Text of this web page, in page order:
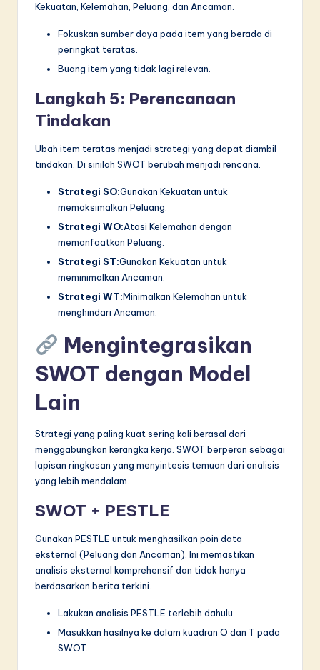
Kekuatan, Kelemahan, Peluang, dan Ancaman.
Fokuskan sumber daya pada item yang berada di
peringkat teratas.
Buang item yang tidak lagi relevan.
Langkah 5: Perencanaan
Tindakan
Ubah item teratas menjadi strategi yang dapat diambil
tindakan. Di sinilah SWOT berubah menjadi rencana.
Strategi SO:Gunakan Kekuatan untuk
memaksimalkan Peluang.
Strategi WO:Atasi Kelemahan dengan
memanfaatkan Peluang.
Strategi ST:Gunakan Kekuatan untuk
meminimalkan Ancaman.
Strategi WT:Minimalkan Kelemahan untuk
menghindari Ancaman.
Mengintegrasikan
SWOT dengan Model
Lain
Strategi yang paling kuat sering kali berasal dari
menggabungkan kerangka kerja. SWOT berperan sebagai
lapisan ringkasan yang menyintesis temuan dari analisis
yang lebih mendalam.
SWOT + PESTLE
Gunakan PESTLE untuk menghasilkan poin data
eksternal (Peluang dan Ancaman). Ini memastikan
analisis eksternal komprehensif dan tidak hanya
berdasarkan berita terkini.
Lakukan analisis PESTLE terlebih dahulu.
Masukkan hasilnya ke dalam kuadran O dan T pada
SWOT.